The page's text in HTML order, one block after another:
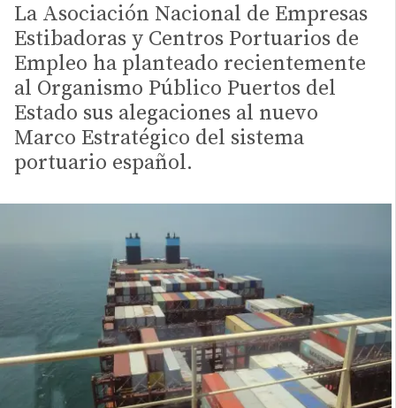
La Asociación Nacional de Empresas
Estibadoras y Centros Portuarios de
Empleo ha planteado recientemente
al Organismo Público Puertos del
Estado sus alegaciones al nuevo
Marco Estratégico del sistema
portuario español.